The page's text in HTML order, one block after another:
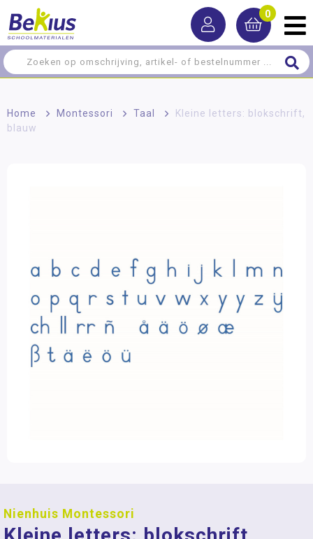
0
Home > Montessori > Taal >
Kleine letters: blokschrift,
blauw
Nienhuis Montessori